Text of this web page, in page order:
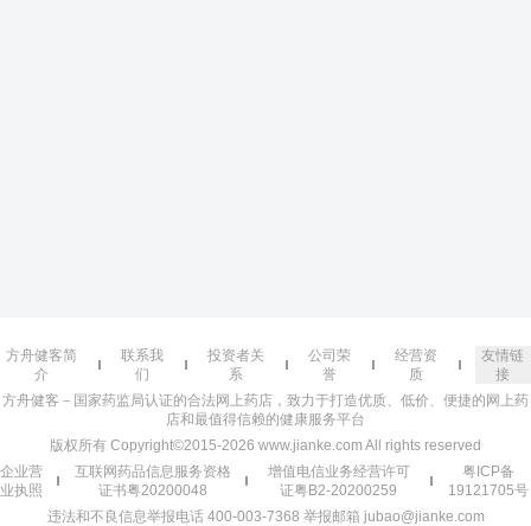
方舟健客简
介
联系我
们
投资者关
系
公司荣
誉
经营资
质
友情链
接
方舟健客－国家药监局认证的合法网上药店，致力于打造优质、低价、便捷的网上药
店和最值得信赖的健康服务平台
版权所有 Copyright©2015-2026 www.jianke.com All rights reserved
企业营
业执照
互联网药品信息服务资格
证书粤20200048
增值电信业务经营许可
证粤B2-20200259
粤ICP备
19121705号
违法和不良信息举报电话 400-003-7368 举报邮箱 jubao@jianke.com